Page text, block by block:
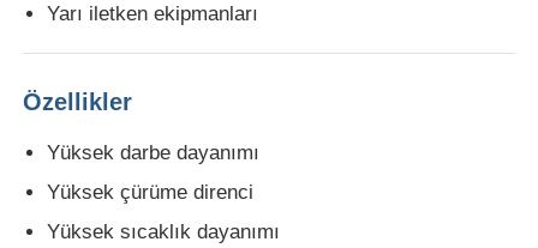
Yarı iletken ekipmanları
Özellikler
Yüksek darbe dayanımı
Yüksek çürüme direnci
Yüksek sıcaklık dayanımı